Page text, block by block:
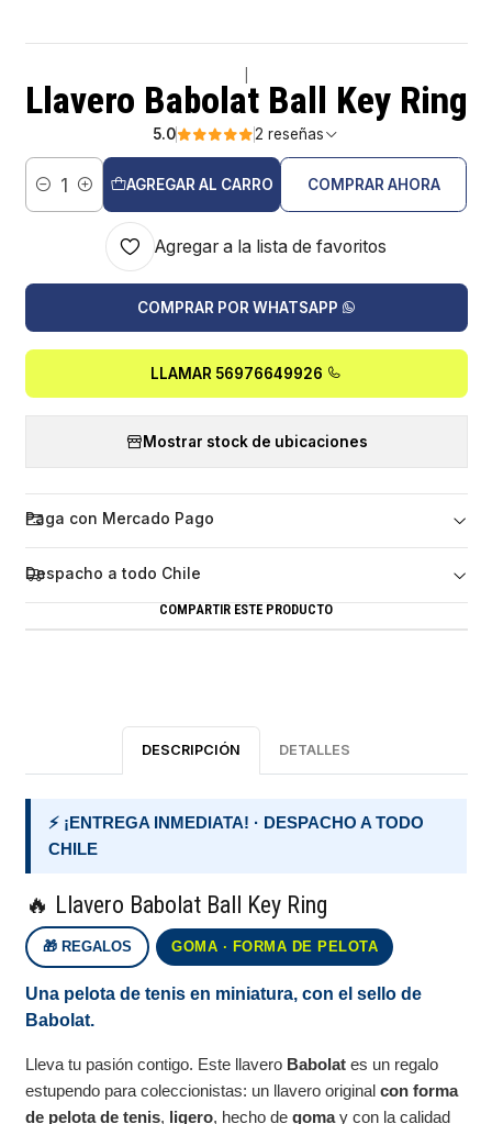
Llavero Babolat Ball Key Ring
5.0 2 reseñas
Cantidad
AGREGAR AL CARRO COMPRAR AHORA
Agregar a la lista de favoritos
COMPRAR POR WHATSAPP
LLAMAR 56976649926
Mostrar stock de ubicaciones
Paga con Mercado Pago
Despacho a todo Chile
COMPARTIR ESTE PRODUCTO
DESCRIPCIÓN DETALLES
⚡ ¡ENTREGA INMEDIATA! · DESPACHO A TODO
CHILE
🔥 Llavero Babolat Ball Key Ring
🎁 REGALOS GOMA · FORMA DE PELOTA
Una pelota de tenis en miniatura, con el sello de
Babolat.
Lleva tu pasión contigo. Este llavero Babolat es un regalo
estupendo para coleccionistas: un llavero originalcon forma
de pelota de tenis, ligero, hecho degomay con la calidad